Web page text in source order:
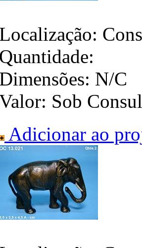
N/C
Sob
Adicionar ao